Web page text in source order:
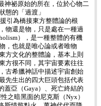
神祕原始的所在，位於心物二
態的「過渡」
引為橋接東方整體論的根
物還是物，只是處在一種過
），是一種整體的有機
，也就是唯心論或者唯物
方文化的整體論，基本上則
方很不同，其宇宙要素往往
古希臘神話中描述宇宙創始
先生出的四大巨頭包括代表
蓋亞（Gaya）、死亡終結的
之暗黑面的尼克斯（Nyx）